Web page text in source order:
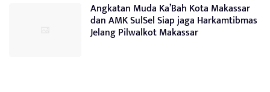
Angkatan Muda Ka’Bah Kota Makassar
dan AMK SulSel Siap jaga Harkamtibmas
Jelang Pilwalkot Makassar